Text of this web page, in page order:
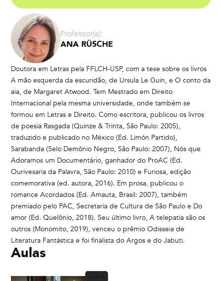
Professor(a):
ANA RÜSCHE
Doutora em Letras pela FFLCH-USP, com a tese sobre os livros
A mão esquerda da escuridão, de Ursula Le Guin, e O conto da
aia, de Margaret Atwood. Tem Mestrado em Direito
Internacional pela mesma universidade, onde também se
formou em Letras e Direito. Como escritora, publicou os livros
de poesia Rasgada (Quinze & Trinta, São Paulo: 2005),
traduzido e publicado no México (Ed. Limón Partido),
Sarabanda (Selo Demônio Negro, São Paulo: 2007), Nós que
Adoramos um Documentário, ganhador do ProAC (Ed.
Ourivesaria da Palavra, São Paulo: 2010) e Furiosa, edição
comemorativa (ed. autora, 2016). Em prosa, publicou o
romance Acordados (Ed. Amauta, Brasil: 2007), também
premiado pelo PAC, Secretaria de Cultura de São Paulo e Do
amor (Ed. Quelônio, 2018). Seu último livro, A telepatia são os
outros (Monomito, 2019), venceu o prêmio Odisseia de
Literatura Fantástica e foi finalista do Argos e do Jabuti.
Aulas